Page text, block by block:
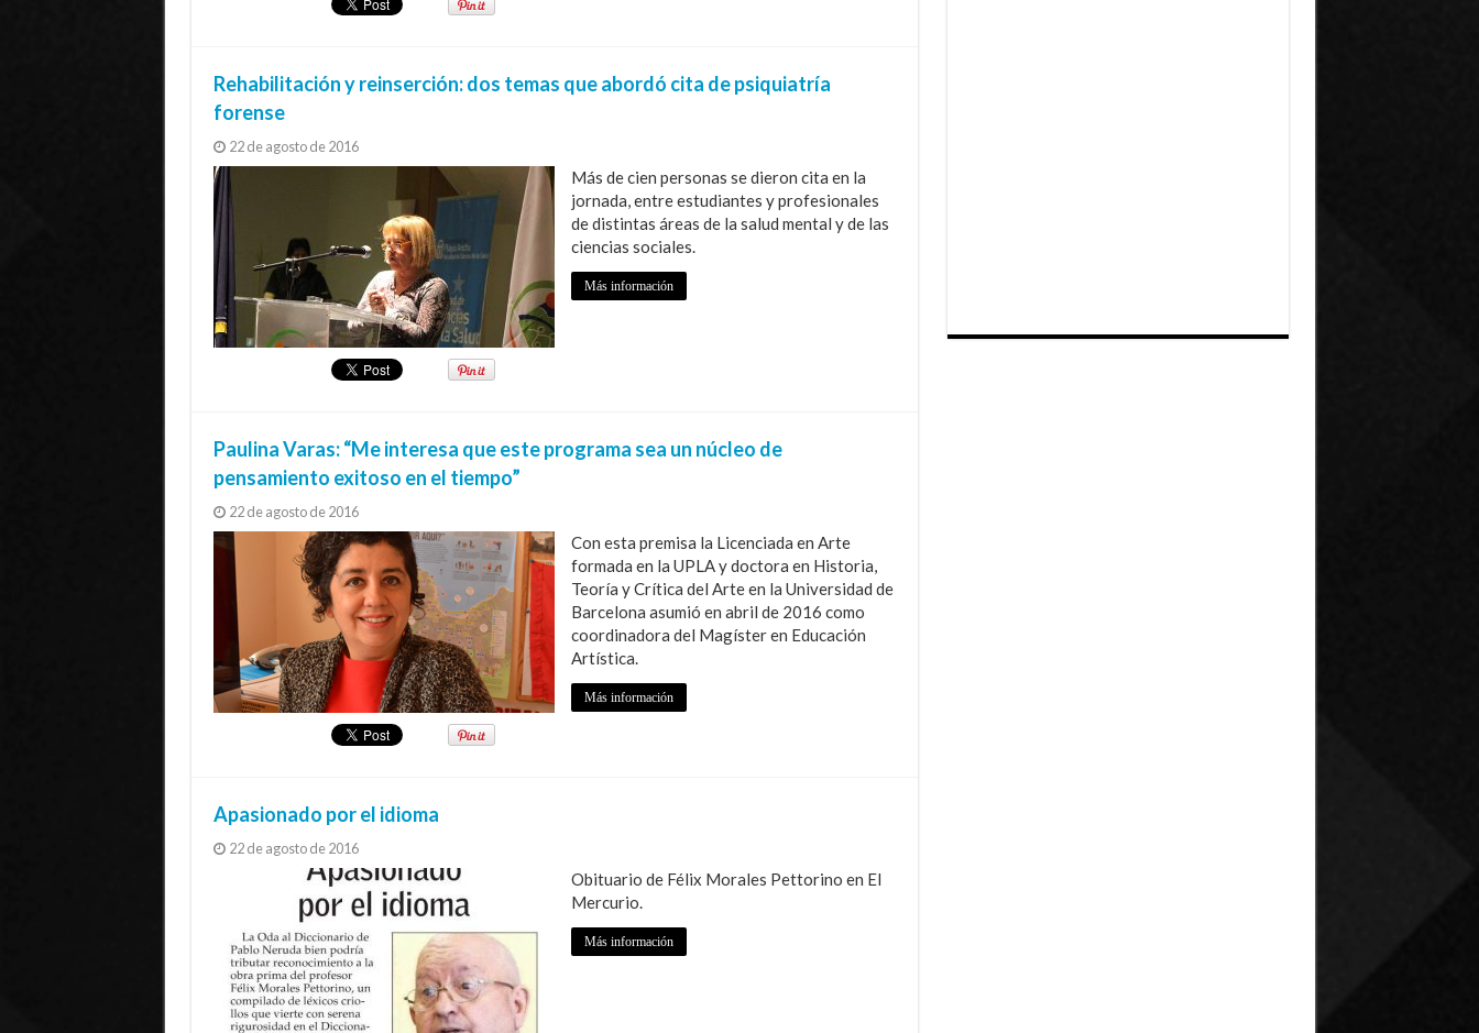
Rehabilitación y reinserción: dos temas que abordó cita de psiquiatría
forense
22 de agosto de 2016
Más de cien personas se dieron cita en la
jornada, entre estudiantes y profesionales
de distintas áreas de la salud mental y de las
ciencias sociales.
Más información
Paulina Varas: “Me interesa que este programa sea un núcleo de
pensamiento exitoso en el tiempo”
22 de agosto de 2016
Con esta premisa la Licenciada en Arte
formada en la UPLA y doctora en Historia,
Teoría y Crítica del Arte en la Universidad de
Barcelona asumió en abril de 2016 como
coordinadora del Magíster en Educación
Artística.
Más información
Apasionado por el idioma
22 de agosto de 2016
Obituario de Félix Morales Pettorino en El
Mercurio.
Más información